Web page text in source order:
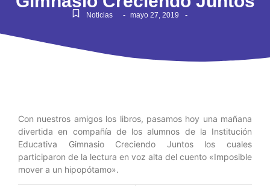
Noticias - mayo 27, 2019 -
Con nuestros amigos los libros, pasamos hoy una mañana
divertida en compañía de los alumnos de la Institución
Educativa Gimnasio Creciendo Juntos los cuales
participaron de la lectura en voz alta del cuento «Imposible
mover a un hipopótamo».